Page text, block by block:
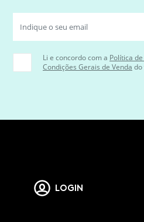
Li e concordo com a Política
Condições Gerais de Venda do
LOGIN